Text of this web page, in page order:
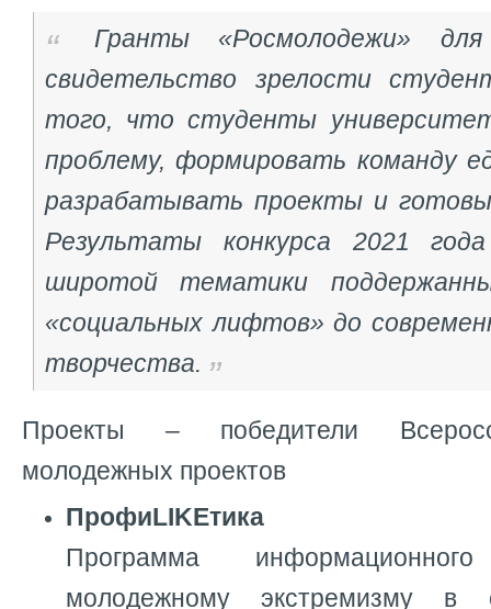
Гранты «Росмолодежи»
свидетельство зрелости
того, что студенты
проблему, формировать команду
разрабатывать проекты и
Результаты конкурса 2021
широтой тематики
«социальных лифтов» до
творчества.
Проекты – победители
молодежных проектов
ПрофиLIKEтика
Программа информационного
молодежному экстремизму в